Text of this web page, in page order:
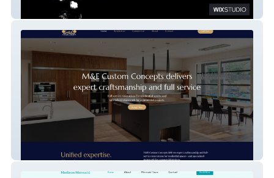
Mike Wood
M&E Custom Concepts